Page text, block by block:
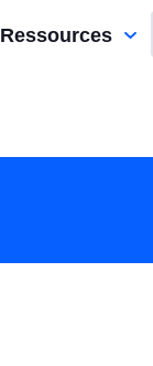
Ressources